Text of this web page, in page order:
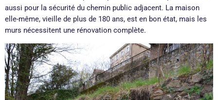
aussi pour la sécurité du chemin public adjacent. La maison
elle-même, vieille de plus de 180 ans, est en bon état, mais les
murs nécessitent une rénovation complète.